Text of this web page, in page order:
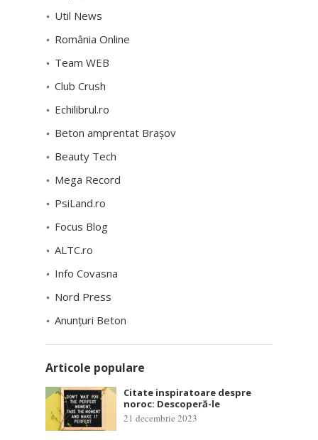
Util News
România Online
Team WEB
Club Crush
Echilibrul.ro
Beton amprentat Brașov
Beauty Tech
Mega Record
PsiLand.ro
Focus Blog
ALTC.ro
Info Covasna
Nord Press
Anunțuri Beton
Articole populare
Citate inspiratoare despre
noroc: Descoperă-le
21 decembrie 2023